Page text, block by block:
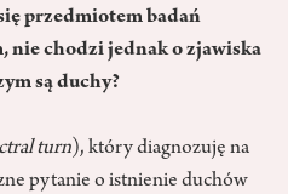
przedmiotem badań
nie chodzi jednak o zjawiska
są duchy?
turn), który diagnozuję na
pytanie o istnienie duchów